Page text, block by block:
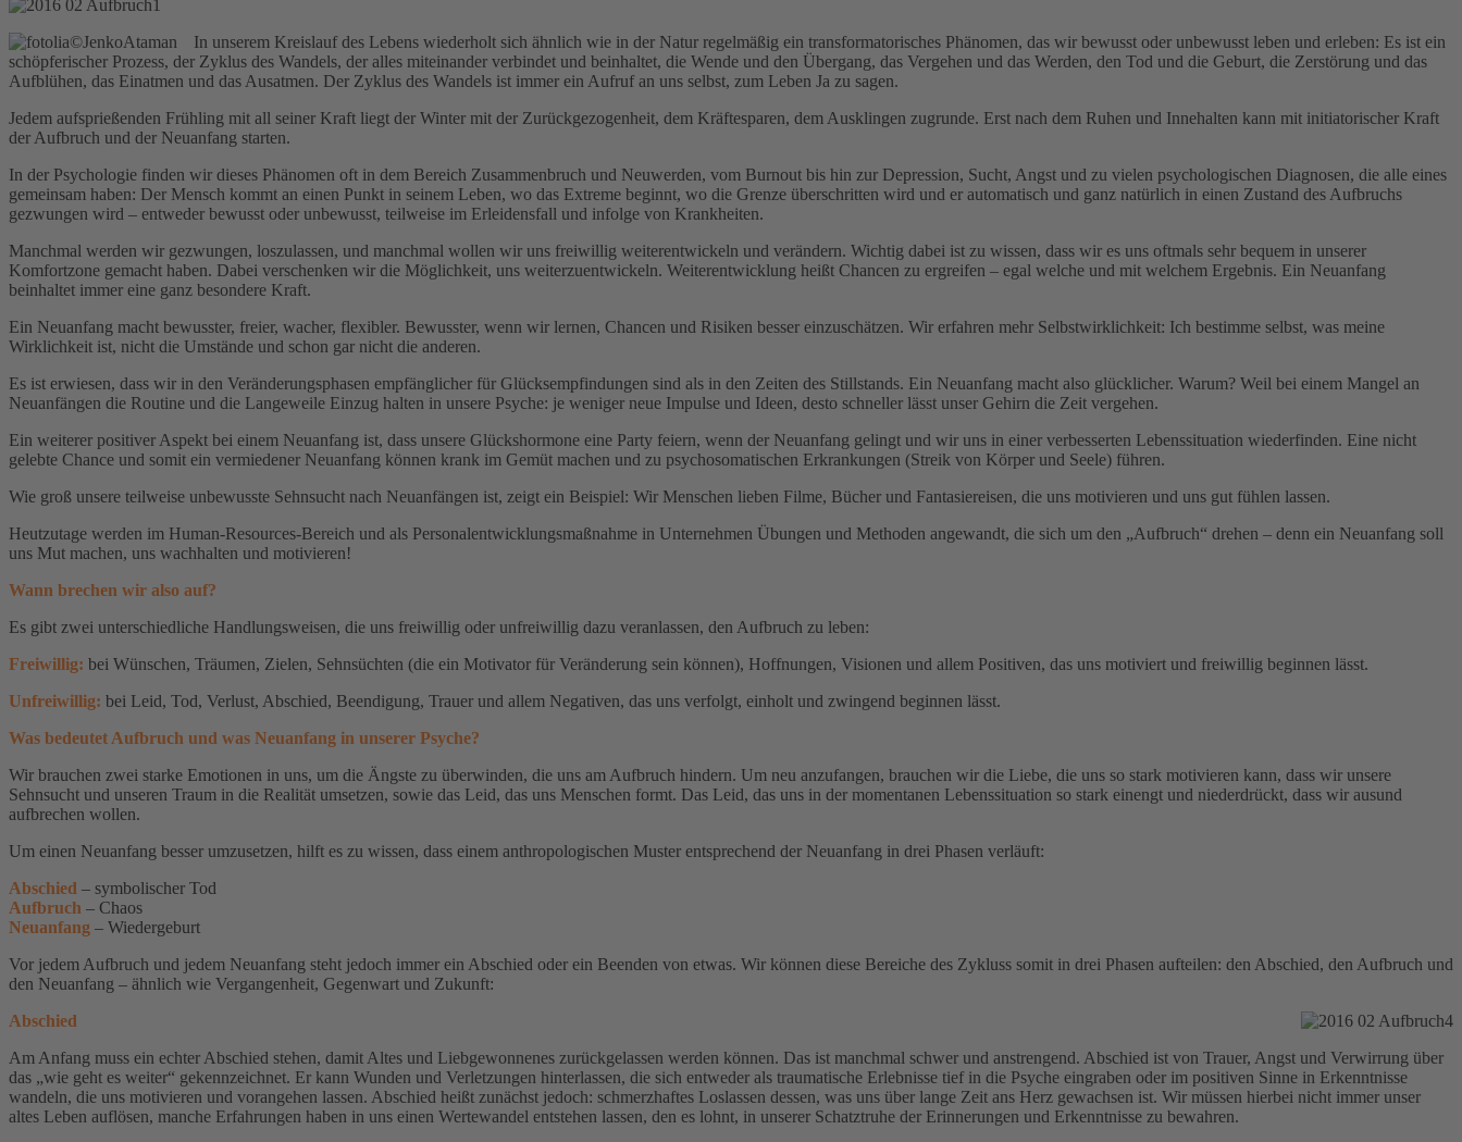
In unserem Kreislauf des Lebens wiederholt sich ähnlich wie in der Natur regelmäßig ein transformatorisches Phänomen, das wir bewusst oder unbewusst leben und erleben: Es ist ein
schöpferischer Prozess, der Zyklus des Wandels, der alles miteinander verbindet und beinhaltet, die Wende und den Übergang, das Vergehen und das Werden, den Tod und die Geburt, die Zerstörung und das
Aufblühen, das Einatmen und das Ausatmen. Der Zyklus des Wandels ist immer ein Aufruf an uns selbst, zum Leben Ja zu sagen.
Jedem aufsprießenden Frühling mit all seiner Kraft liegt der Winter mit der Zurückgezogenheit, dem Kräftesparen, dem Ausklingen zugrunde. Erst nach dem Ruhen und Innehalten kann mit initiatorischer Kraft
der Aufbruch und der Neuanfang starten.
In der Psychologie finden wir dieses Phänomen oft in dem Bereich Zusammenbruch und Neuwerden, vom Burnout bis hin zur Depression, Sucht, Angst und zu vielen psychologischen Diagnosen, die alle eines
gemeinsam haben: Der Mensch kommt an einen Punkt in seinem Leben, wo das Extreme beginnt, wo die Grenze überschritten wird und er automatisch und ganz natürlich in einen Zustand des Aufbruchs
gezwungen wird – entweder bewusst oder unbewusst, teilweise im Erleidensfall und infolge von Krankheiten.
Manchmal werden wir gezwungen, loszulassen, und manchmal wollen wir uns freiwillig weiterentwickeln und verändern. Wichtig dabei ist zu wissen, dass wir es uns oftmals sehr bequem in unserer
Komfortzone gemacht haben. Dabei verschenken wir die Möglichkeit, uns weiterzuentwickeln. Weiterentwicklung heißt Chancen zu ergreifen – egal welche und mit welchem Ergebnis. Ein Neuanfang
beinhaltet immer eine ganz besondere Kraft.
Ein Neuanfang macht bewusster, freier, wacher, flexibler. Bewusster, wenn wir lernen, Chancen und Risiken besser einzuschätzen. Wir erfahren mehr Selbstwirklichkeit: Ich bestimme selbst, was meine
Wirklichkeit ist, nicht die Umstände und schon gar nicht die anderen.
Es ist erwiesen, dass wir in den Veränderungsphasen empfänglicher für Glücksempfindungen sind als in den Zeiten des Stillstands. Ein Neuanfang macht also glücklicher. Warum? Weil bei einem Mangel an
Neuanfängen die Routine und die Langeweile Einzug halten in unsere Psyche: je weniger neue Impulse und Ideen, desto schneller lässt unser Gehirn die Zeit vergehen.
Ein weiterer positiver Aspekt bei einem Neuanfang ist, dass unsere Glückshormone eine Party feiern, wenn der Neuanfang gelingt und wir uns in einer verbesserten Lebenssituation wiederfinden. Eine nicht
gelebte Chance und somit ein vermiedener Neuanfang können krank im Gemüt machen und zu psychosomatischen Erkrankungen (Streik von Körper und Seele) führen.
Wie groß unsere teilweise unbewusste Sehnsucht nach Neuanfängen ist, zeigt ein Beispiel: Wir Menschen lieben Filme, Bücher und Fantasiereisen, die uns motivieren und uns gut fühlen lassen.
Heutzutage werden im Human-Resources-Bereich und als Personalentwicklungsmaßnahme in Unternehmen Übungen und Methoden angewandt, die sich um den „Aufbruch“ drehen – denn ein Neuanfang soll
uns Mut machen, uns wachhalten und motivieren!
Wann brechen wir also auf?
Es gibt zwei unterschiedliche Handlungsweisen, die uns freiwillig oder unfreiwillig dazu veranlassen, den Aufbruch zu leben:
Freiwillig: bei Wünschen, Träumen, Zielen, Sehnsüchten (die ein Motivator für Veränderung sein können), Hoffnungen, Visionen und allem Positiven, das uns motiviert und freiwillig beginnen lässt.
Unfreiwillig: bei Leid, Tod, Verlust, Abschied, Beendigung, Trauer und allem Negativen, das uns verfolgt, einholt und zwingend beginnen lässt.
Was bedeutet Aufbruch und was Neuanfang in unserer Psyche?
Wir brauchen zwei starke Emotionen in uns, um die Ängste zu überwinden, die uns am Aufbruch hindern. Um neu anzufangen, brauchen wir die Liebe, die uns so stark motivieren kann, dass wir unsere
Sehnsucht und unseren Traum in die Realität umsetzen, sowie das Leid, das uns Menschen formt. Das Leid, das uns in der momentanen Lebenssituation so stark einengt und niederdrückt, dass wir ausund
aufbrechen wollen.
Um einen Neuanfang besser umzusetzen, hilft es zu wissen, dass einem anthropologischen Muster entsprechend der Neuanfang in drei Phasen verläuft:
Abschied – symbolischer Tod
Aufbruch – Chaos
Neuanfang – Wiedergeburt
Vor jedem Aufbruch und jedem Neuanfang steht jedoch immer ein Abschied oder ein Beenden von etwas. Wir können diese Bereiche des Zykluss somit in drei Phasen aufteilen: den Abschied, den Aufbruch und
den Neuanfang – ähnlich wie Vergangenheit, Gegenwart und Zukunft:
Abschied
Am Anfang muss ein echter Abschied stehen, damit Altes und Liebgewonnenes zurückgelassen werden können. Das ist manchmal schwer und anstrengend. Abschied ist von Trauer, Angst und Verwirrung über
das „wie geht es weiter“ gekennzeichnet. Er kann Wunden und Verletzungen hinterlassen, die sich entweder als traumatische Erlebnisse tief in die Psyche eingraben oder im positiven Sinne in Erkenntnisse
wandeln, die uns motivieren und vorangehen lassen. Abschied heißt zunächst jedoch: schmerzhaftes Loslassen dessen, was uns über lange Zeit ans Herz gewachsen ist. Wir müssen hierbei nicht immer unser
altes Leben auflösen, manche Erfahrungen haben in uns einen Wertewandel entstehen lassen, den es lohnt, in unserer Schatztruhe der Erinnerungen und Erkenntnisse zu bewahren.